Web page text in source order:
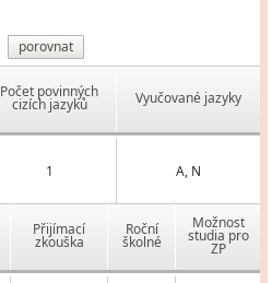
porovnat
Počet povinných
cizích jazyků Vyučované jazyky
1 A, N
Přijímací
zkouška
Roční
školné
Možnost
studia pro
ZP